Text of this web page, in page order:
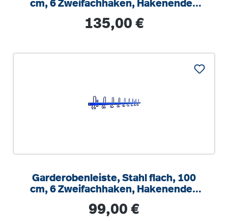
cm, 6 Zweifachhaken, Hakenenden
Regulärer Preis:
135,00 €
Garderobenleiste, Stahl flach, 100
cm, 6 Zweifachhaken, Hakenenden
Regulärer Preis:
99,00 €